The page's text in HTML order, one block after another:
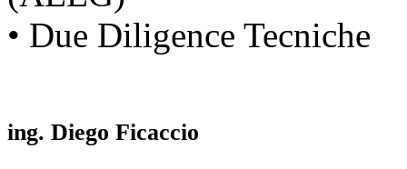
• Due Diligence Tecniche
ing. Diego Ficaccio